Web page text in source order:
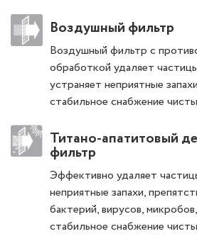
Воздушный фильтр
Воздушный фильтр с
обработкой удаляет
устраняет неприятные
стабильное снабжение
Титано-апатитовый
фильтр
Эффективно удаляет
неприятные запахи,
бактерий, вирусов,
стабильное снабжение